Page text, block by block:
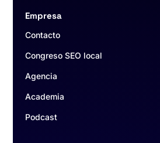
Empresa
Contacto
Congreso SEO local
Agencia
Academia
Podcast